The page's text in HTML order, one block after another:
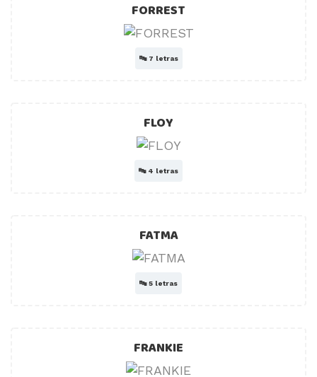
FORREST
🔤 7 letras
FLOY
🔤 4 letras
FATMA
🔤5 letras
FRANKIE